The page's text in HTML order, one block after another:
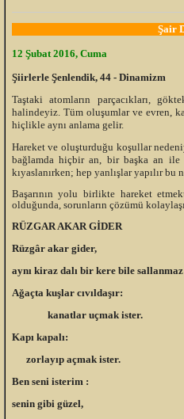
Şair
12 Şubat 2016, Cuma
Şiirlerle Şenlendik, 44 - Dinamizm
Taştaki atomların parçacıkları,
halindeyiz. Tüm oluşumlar ve evren,
hiçlikle aynı anlama gelir.
Hareket ve oluşturduğu koşullar
bağlamda hiçbir an, bir başka an ile
kıyaslanırken; hep yanlışlar yapılır bu
Başarının yolu birlikte hareket
olduğunda, sorunların çözümü
RÜZGAR AKAR GİDER
Rüzgâr akar gider,
aynı kiraz dalı bir kere bile
Ağaçta kuşlar cıvıldaşır:
kanatlar uçmak ister.
Kapı kapalı:
zorlayıp açmak ister.
Ben seni isterim :
senin gibi güzel,